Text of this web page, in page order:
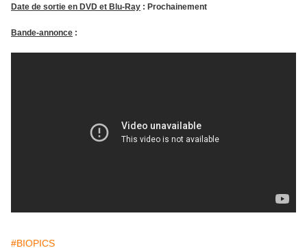
Date de sortie en DVD et Blu-Ray : Prochainement
Bande-annonce :
#BIOPICS